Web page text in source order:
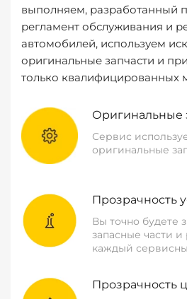
выполняем, разработанный
регламент обслуживания и
автомобилей, используем
оригинальные запчасти и
только квалифицированных
Оригинальные
Сервис
оригинальные
Прозрачность
Вы точно будете
запасные части и
каждый
Прозрачность